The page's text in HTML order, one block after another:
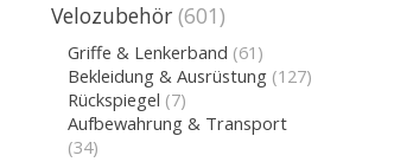
Velozubehör (601)
Griffe & Lenkerband (61)
Bekleidung & Ausrüstung (127)
Rückspiegel (7)
Aufbewahrung & Transport
(34)